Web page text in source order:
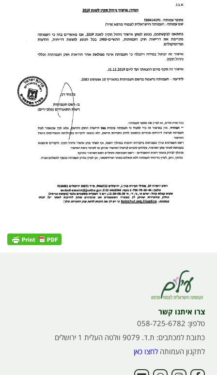
צרו איתנו קשר
טלפון: 058-725-6782
כתובת למכתבים: ת.ד. 9079 וולטה העלית 1 ירושלים
לתקנון העמותה לחצו כאן